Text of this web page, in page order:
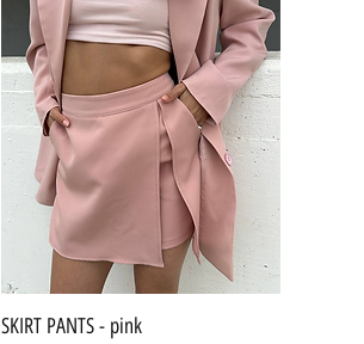
תצוגה מהירה
SKIRT PANTS - pink